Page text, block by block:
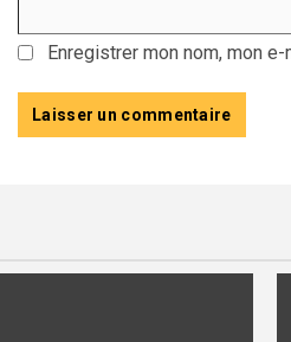
Enregistrer mon nom, mon